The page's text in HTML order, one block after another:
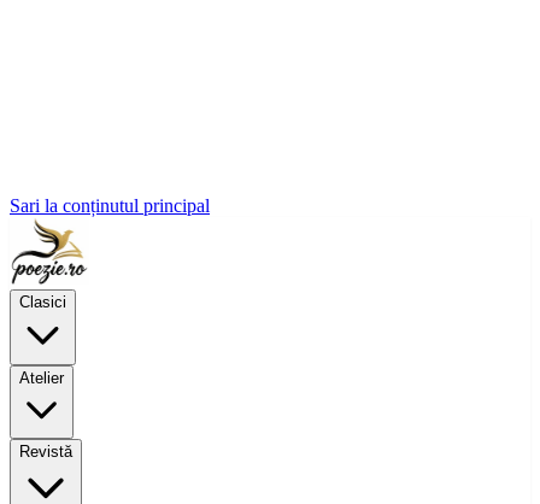
Sari la conținutul principal
Clasici
Atelier
Revistă